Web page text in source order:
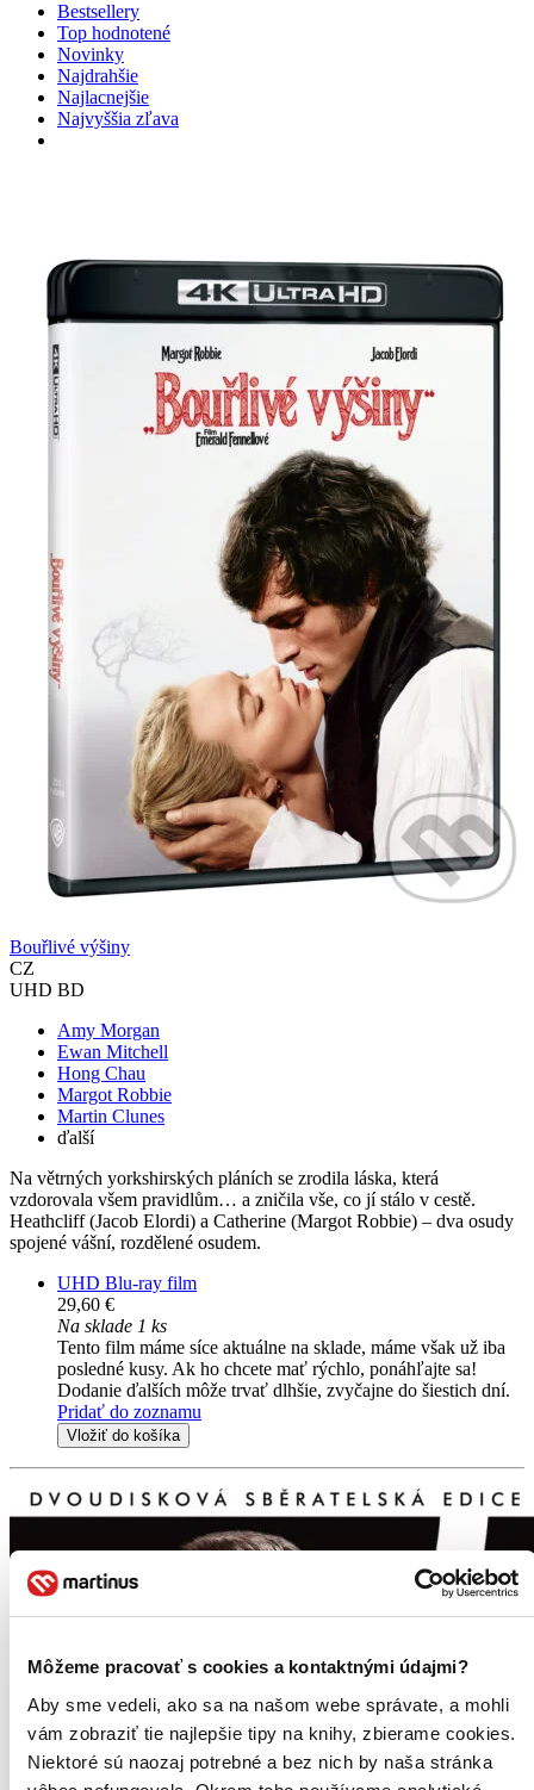
Môžeme pracovať s cookies a kontaktnými údajmi?
Aby sme vedeli, ako sa na našom webe správate, a mohli
vám zobraziť tie najlepšie tipy na knihy, zbierame cookies.
Niektoré sú naozaj potrebné a bez nich by naša stránka
Bestsellery
Top hodnotené
Novinky
Najdrahšie
Najlacnejšie
Najvyššia zľava
Bouřlivé výšiny
CZ
UHD BD
Amy Morgan
Ewan Mitchell
Hong Chau
Margot Robbie
Martin Clunes
ďalší
Na větrných yorkshirských pláních se zrodila láska, která
vzdorovala všem pravidlům… a zničila vše, co jí stálo v cestě.
Heathcliff (Jacob Elordi) a Catherine (Margot Robbie) – dva osudy
spojené vášní, rozdělené osudem.
UHD Blu-ray film
29,60 €
Na sklade 1 ks
Tento film máme síce aktuálne na sklade, máme však už iba
posledné kusy. Ak ho chcete mať rýchlo, ponáhľajte sa!
Dodanie ďalších môže trvať dlhšie, zvyčajne do šiestich dní.
Pridať do zoznamu
Vložiť do košíka